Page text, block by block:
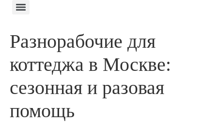
Разнорабочие для
коттеджа в Москве:
сезонная и разовая
помощь